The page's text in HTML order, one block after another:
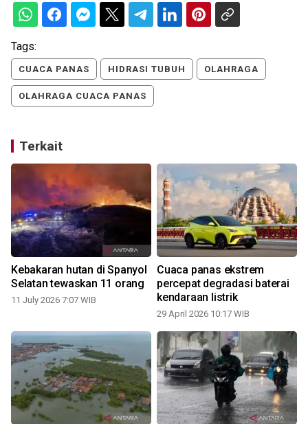
Tags:
CUACA PANAS HIDRASI TUBUH OLAHRAGA
OLAHRAGA CUACA PANAS
Terkait
Kebakaran hutan di Spanyol
Selatan tewaskan 11 orang
11 July 2026 7:07 WIB
Cuaca panas ekstrem
percepat degradasi baterai
kendaraan listrik
29 April 2026 10:17 WIB